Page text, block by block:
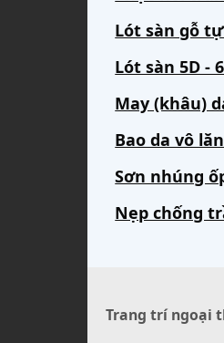
Lót sàn gỗ
Lót sàn 5D -
May (khâu)
Bao da vô
Sơn nhúng
Nẹp chống
Trang trí ngoại